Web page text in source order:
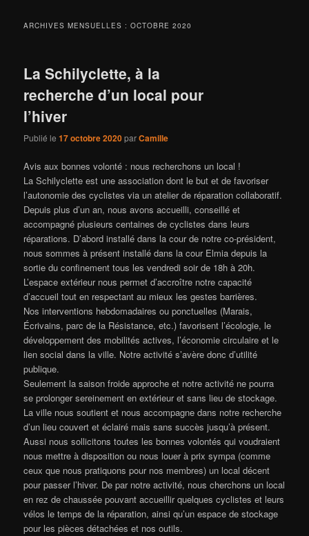
ARCHIVES MENSUELLES :OCTOBRE 2020
La Schilyclette, à la
recherche d’un local pour
l’hiver
Publié le17 octobre 2020parCamille
Avis aux bonnes volonté : nous recherchons un local !
La Schilyclette est une association dont le but et de favoriser
l’autonomie des cyclistes via un atelier de réparation collaboratif.
Depuis plus d’un an, nous avons accueilli, conseillé et
accompagné plusieurs centaines de cyclistes dans leurs
réparations. D’abord installé dans la cour de notre co-président,
nous sommes à présent installé dans la cour Elmia depuis la
sortie du confinement tous les vendredi soir de 18h à 20h.
L’espace extérieur nous permet d’accroître notre capacité
d’accueil tout en respectant au mieux les gestes barrières.
Nos interventions hebdomadaires ou ponctuelles (Marais,
Écrivains, parc de la Résistance, etc.) favorisent l’écologie, le
développement des mobilités actives, l’économie circulaire et le
lien social dans la ville. Notre activité s’avère donc d’utilité
publique.
Seulement la saison froide approche et notre activité ne pourra
se prolonger sereinement en extérieur et sans lieu de stockage.
La ville nous soutient et nous accompagne dans notre recherche
d’un lieu couvert et éclairé mais sans succès jusqu’à présent.
Aussi nous sollicitons toutes les bonnes volontés qui voudraient
nous mettre à disposition ou nous louer à prix sympa (comme
ceux que nous pratiquons pour nos membres) un local décent
pour passer l’hiver. De par notre activité, nous cherchons un local
en rez de chaussée pouvant accueillir quelques cyclistes et leurs
vélos le temps de la réparation, ainsi qu’un espace de stockage
pour les pièces détachées et nos outils.